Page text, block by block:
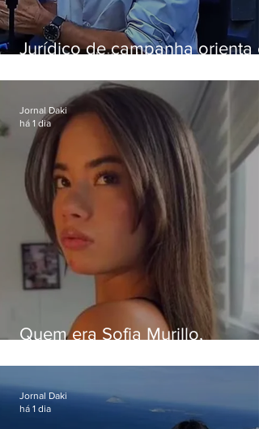
Jurídico de campanha orienta e
da Band
Quem era Sofia Murillo,
em queda de helicóptero no
Jornal Daki
há 1 dia
Jornal Daki
há 1 dia